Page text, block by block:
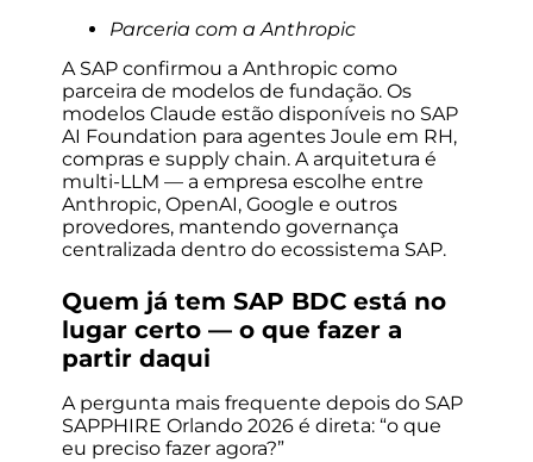
Parceria com a Anthropic
A SAP confirmou a Anthropic como
parceira de modelos de fundação. Os
modelos Claude estão disponíveis no SAP
AI Foundation para agentes Joule em RH,
compras e supply chain. A arquitetura é
multi-LLM — a empresa escolhe entre
Anthropic, OpenAI, Google e outros
provedores, mantendo governança
centralizada dentro do ecossistema SAP.
Quem já tem SAP BDC está no
lugar certo — o que fazer a
partir daqui
A pergunta mais frequente depois do SAP
SAPPHIRE Orlando 2026 é direta: “o que
eu preciso fazer agora?”